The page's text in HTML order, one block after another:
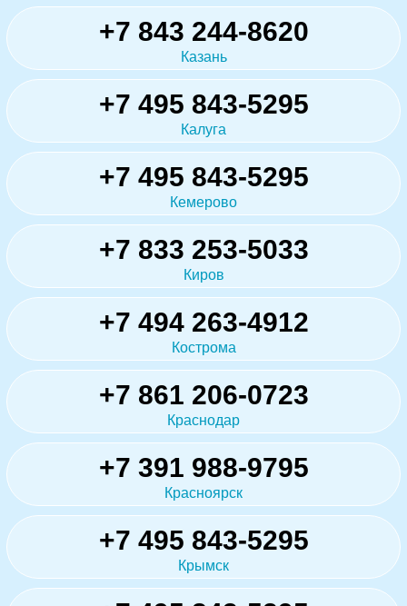
+7 843 244-8620
Казань
+7 495 843-5295
Калуга
+7 495 843-5295
Кемерово
+7 833 253-5033
Киров
+7 494 263-4912
Кострома
+7 861 206-0723
Краснодар
+7 391 988-9795
Красноярск
+7 495 843-5295
Крымск